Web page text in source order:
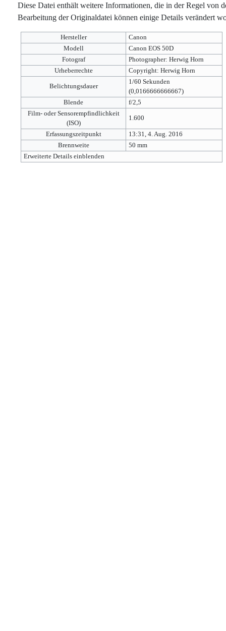
Diese Datei enthält weitere Informationen, die in der Regel von
Bearbeitung der Originaldatei können einige Details verändert
Hersteller
Canon
Modell
Canon EOS 50D
Fotograf
Photographer: Herwig Horn
Urheberrechte
Copyright: Herwig Horn
Belichtungsdauer
1/60 Sekunden
(0,0166666666667)
Blende
f/2,5
Film- oder Sensorempfindlichkeit
(ISO)
1.600
Erfassungszeitpunkt
13:31, 4. Aug. 2016
Brennweite
50 mm
Erweiterte Details einblenden